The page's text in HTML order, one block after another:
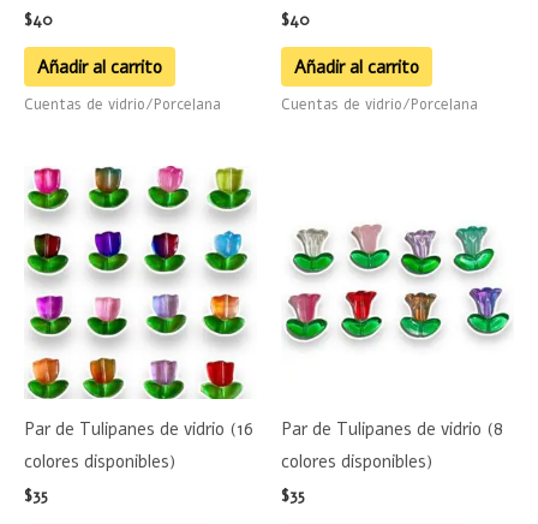
$40
Añadir al carrito
Cuentas de vidrio/Porcelana
$40
Añadir al carrito
Cuentas de vidrio/Porcelana
Par de Tulipanes de vidrio (16
colores disponibles)
$35
Este
producto
tiene
múltiples
variantes.
Las
opciones
se
pueden
Par de Tulipanes de vidrio (8
colores disponibles)
$35
tiene
Las
pueden